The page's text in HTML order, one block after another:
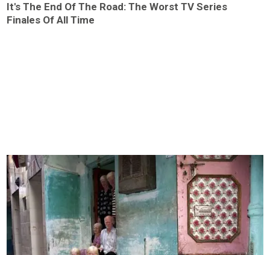
It's The End Of The Road: The Worst TV Series
Finales Of All Time